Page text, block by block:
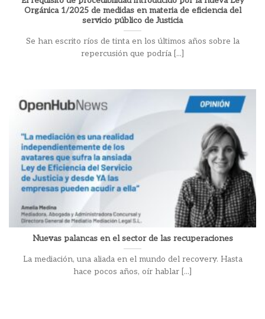
Orgánica 1/2025 de medidas en materia de eficiencia del
servicio público de Justicia
Se han escrito ríos de tinta en los últimos años sobre la
repercusión que podría [...]
Nuevas palancas en el sector de las recuperaciones
La mediación, una aliada en el mundo del recovery. Hasta
hace pocos años, oír hablar [...]